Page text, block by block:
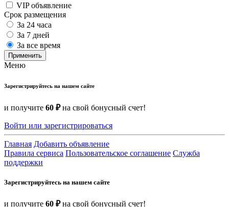
VIP объявление
Срок размещения
За 24 часа
За 7 дней
За все время
Применить
Меню
Зарегистрируйтесь на нашем сайте
и получите 60 ₽на свой бонусный счет!
Войти или зарегистрироваться
Главная Добавить объявление
Правила сервиса Пользовательское соглашение Служба
поддержки
Зарегистрируйтесь на нашем сайте
и получите 60 ₽на свой бонусный счет!